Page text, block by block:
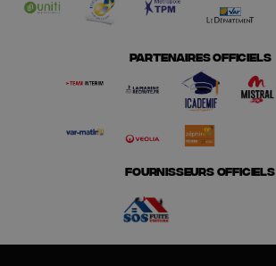
PARTENAIRES OFFICIELS
FOURNISSEURS OFFICIELS